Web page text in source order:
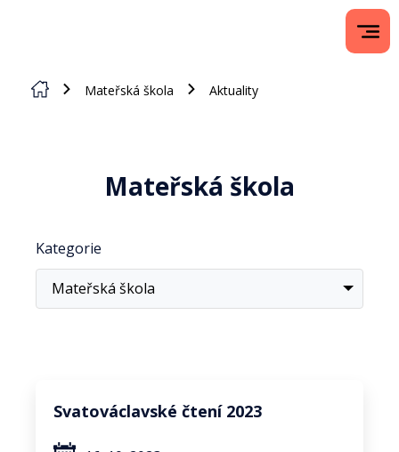
Mateřská škola Aktuality
Mateřská škola
Kategorie
Mateřská škola
Svatováclavské čtení 2023